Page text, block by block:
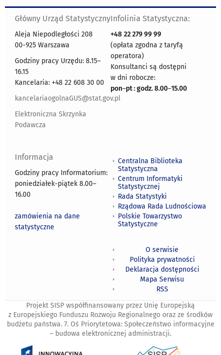
Główny Urząd Statystyczny
Aleja Niepodległości 208
00-925 Warszawa
Godziny pracy Urzędu: 8.15–
16.15
Kancelaria: +48 22 608 30 00
kancelariaogolnaGUS@stat.gov.pl
Elektroniczna Skrzynka
Podawcza
Infolinia Statystyczna:
+48 22 279 99 99
(opłata zgodna z taryfą
operatora)
Konsultanci są dostępni
w dni robocze:
pon–pt : godz. 8.00–15.00
Informacja
Godziny pracy Informatorium:
poniedziałek-piątek 8.00–
16.00
zamówienia na dane
statystyczne
Centralna Biblioteka
Statystyczna
Centrum Informatyki
Statystycznej
Rada Statystyki
Rządowa Rada Ludnościowa
Polskie Towarzystwo
Statystyczne
O serwisie
Polityka prywatności
Deklaracja dostępności
Mapa Serwisu
RSS
Projekt SISP współfinansowany przez Unię Europejską
z Europejskiego Funduszu Rozwoju Regionalnego oraz ze środków
budżetu państwa. 7. Oś Priorytetowa: Społeczeństwo informacyjne
– budowa elektronicznej administracji.